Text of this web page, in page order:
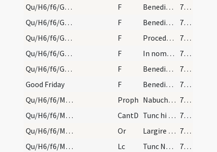
Qu/H6/f6/Good Friday/adoration/2 F Benedictus Dominus qui vivit et regnat
791 (188)
Qu/H6/f6/Good Friday/adoration/3
F Benedicat et exaudiat nos Deus
791 (188)
Qu/H6/f6/Good Friday/adoration/4
F Procedamus cum pace
791 (188)
Qu/H6/f6/Good Friday/adoration/5
F In nomine Christi
791 (188)
Qu/H6/f6/Good Friday/adoration/6
F Benedicamus Domino
791 (188)
Good Friday
F Benedictus Dominus qui vivit et regnat
791 (188)
Qu/H6/f6/M2/Mass Propers
Proph Nabuchodonosor rex fecit statuam auream
791 (188)
Qu/H6/f6/M2/Mass Propers
CantD Tunc hi tres quasi ex uno ore
791 (188)
Qu/H6/f6/M2/Mass Propers
Or Largire sensibus nostris ... perpetuam esse credamus.
792 (189)
Qu/H6/f6/M2/Mass Propers
Lc Tunc Nabuchodonosor rex obstipuit et surrexit
792 (189)